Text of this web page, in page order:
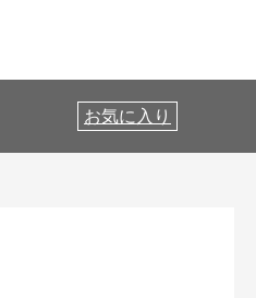
お気に入り